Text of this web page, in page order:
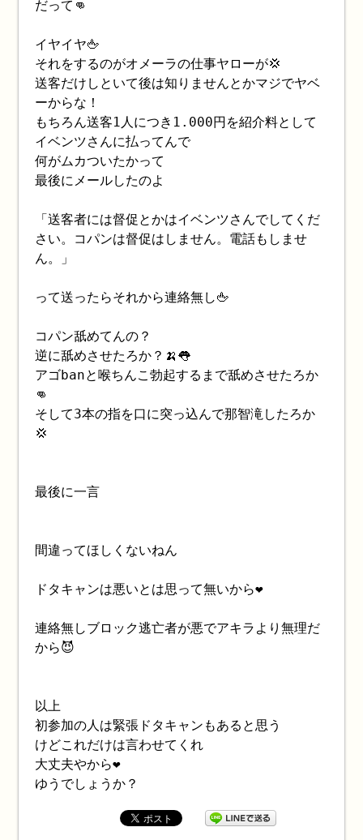
だって👊
イヤイヤ🖕
それをするのがオメーラの仕事ヤローが💢
送客だけしといて後は知りませんとかマジでヤベ
ーからな！
もちろん送客1人につき1.000円を紹介料として
イベンツさんに払ってんで
何がムカついたかって
最後にメールしたのよ
「送客者には督促とかはイベンツさんでしてくだ
さい。コパンは督促はしません。電話もしませ
ん。」
って送ったらそれから連絡無し🖕
コパン舐めてんの？
逆に舐めさせたろか？🍌👅
アゴbanと喉ちんこ勃起するまで舐めさせたろか
👊
そして3本の指を口に突っ込んで那智滝したろか
💢
最後に一言
間違ってほしくないねん
ドタキャンは悪いとは思って無いから❤️
連絡無しブロック逃亡者が悪でアキラより無理だ
から😈
以上
初参加の人は緊張ドタキャンもあると思う
けどこれだけは言わせてくれ
大丈夫やから❤️
ゆうでしょうか？